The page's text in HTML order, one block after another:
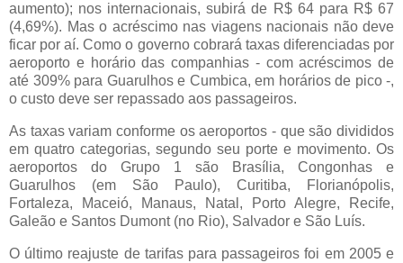
aumento); nos internacionais, subirá de R$ 64 para R$ 67
(4,69%). Mas o acréscimo nas viagens nacionais não deve
ficar por aí. Como o governo cobrará taxas diferenciadas por
aeroporto e horário das companhias - com acréscimos de
até 309% para Guarulhos e Cumbica, em horários de pico -,
o custo deve ser repassado aos passageiros.
As taxas variam conforme os aeroportos - que são divididos
em quatro categorias, segundo seu porte e movimento. Os
aeroportos do Grupo 1 são Brasília, Congonhas e
Guarulhos (em São Paulo), Curitiba, Florianópolis,
Fortaleza, Maceió, Manaus, Natal, Porto Alegre, Recife,
Galeão e Santos Dumont (no Rio), Salvador e São Luís.
O último reajuste de tarifas para passageiros foi em 2005 e